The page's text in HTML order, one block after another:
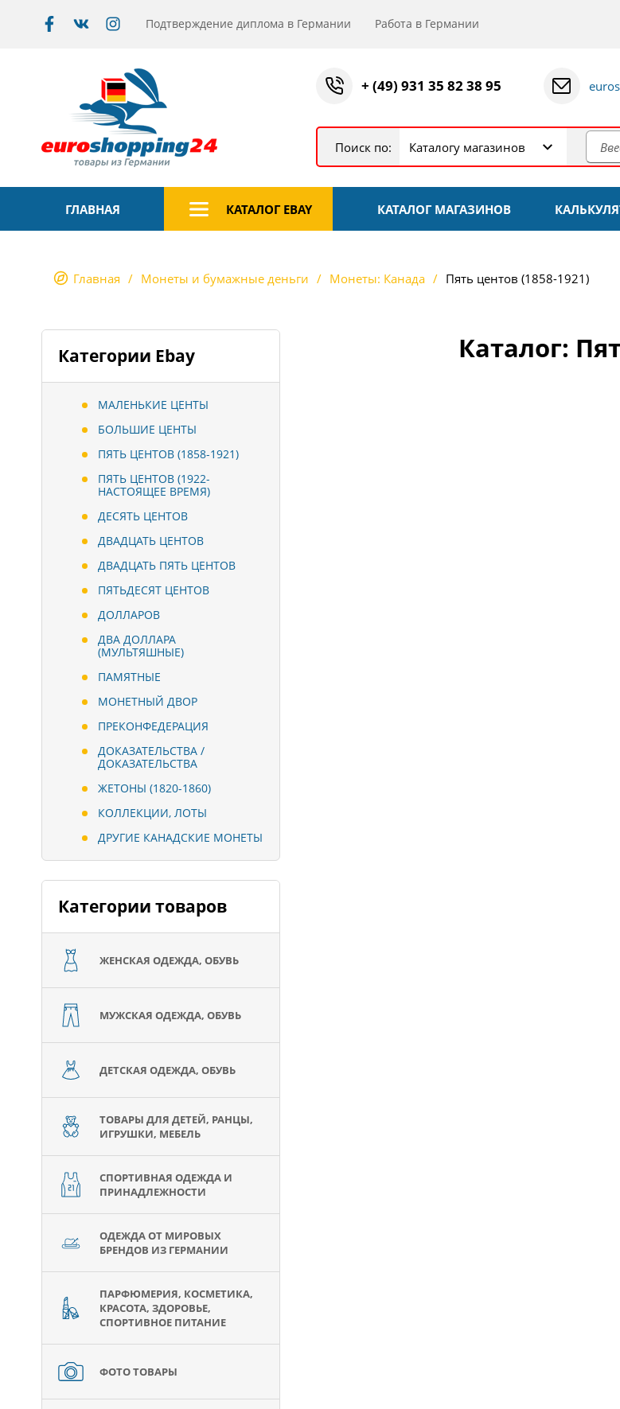
Подтверждение диплома в Германии Работа в Германии
+ (49) 931 35 82 38 95
Поиск по: Каталогу магазинов
ГЛАВНАЯ КАТАЛОГ EBAY КАТАЛОГ МАГАЗИНОВ
Главная Монеты и бумажные деньги Монеты: Канада Пять центов (1858-1921)
Категории Ebay
МАЛЕНЬКИЕ ЦЕНТЫ
БОЛЬШИЕ ЦЕНТЫ
ПЯТЬ ЦЕНТОВ (1858-1921)
ПЯТЬ ЦЕНТОВ (1922-
НАСТОЯЩЕЕ ВРЕМЯ)
ДЕСЯТЬ ЦЕНТОВ
ДВАДЦАТЬ ЦЕНТОВ
ДВАДЦАТЬ ПЯТЬ ЦЕНТОВ
ПЯТЬДЕСЯТ ЦЕНТОВ
ДОЛЛАРОВ
ДВА ДОЛЛАРА
(МУЛЬТЯШНЫЕ)
ПАМЯТНЫЕ
МОНЕТНЫЙ ДВОР
ПРЕКОНФЕДЕРАЦИЯ
ДОКАЗАТЕЛЬСТВА /
ДОКАЗАТЕЛЬСТВА
ЖЕТОНЫ (1820-1860)
КОЛЛЕКЦИИ, ЛОТЫ
ДРУГИЕ КАНАДСКИЕ МОНЕТЫ
Категории товаров
ЖЕНСКАЯ ОДЕЖДА, ОБУВЬ
МУЖСКАЯ ОДЕЖДА, ОБУВЬ
ДЕТСКАЯ ОДЕЖДА, ОБУВЬ
ТОВАРЫ ДЛЯ ДЕТЕЙ, РАНЦЫ,
ИГРУШКИ, МЕБЕЛЬ
СПОРТИВНАЯ ОДЕЖДА И
ПРИНАДЛЕЖНОСТИ
ОДЕЖДА ОТ МИРОВЫХ
БРЕНДОВ ИЗ ГЕРМАНИИ
ПАРФЮМЕРИЯ, КОСМЕТИКА,
КРАСОТА, ЗДОРОВЬЕ,
СПОРТИВНОЕ ПИТАНИЕ
ФОТО ТОВАРЫ
Каталог: